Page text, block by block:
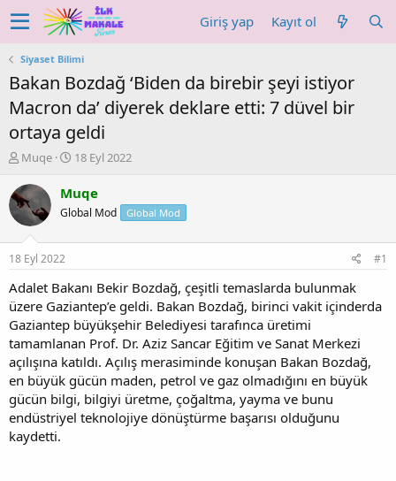
Giriş yap Kayıt ol
Siyaset Bilimi
Bakan Bozdağ ‘Biden da birebir şeyi istiyor
Macron da’ diyerek deklare etti: 7 düvel bir
ortaya geldi
K
n
u
y
b
a
ş
a
t
a
n
Muqe
B
ş
a
ç
a
r
i
h
i
18 Eyl 2022
Muqe
Global Mod Global Mod
18 Eyl 2022 #1
Adalet Bakanı Bekir Bozdağ, çeşitli temaslarda bulunmak
üzere Gaziantep’e geldi. Bakan Bozdağ, birinci vakit içinderda
Gaziantep büyükşehir Belediyesi tarafınca üretimi
tamamlanan Prof. Dr. Aziz Sancar Eğitim ve Sanat Merkezi
açılışına katıldı. Açılış merasiminde konuşan Bakan Bozdağ,
en büyük gücün maden, petrol ve gaz olmadığını en büyük
gücün bilgi, bilgiyi üretme, çoğaltma, yayma ve bunu
endüstriyel teknolojiye dönüştürme başarısı olduğunu
kaydetti.